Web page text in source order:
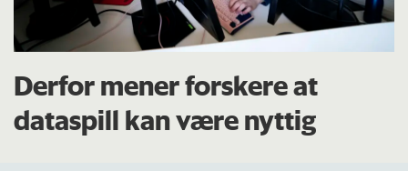
Derfor mener forskere at
dataspill kan være nyttig